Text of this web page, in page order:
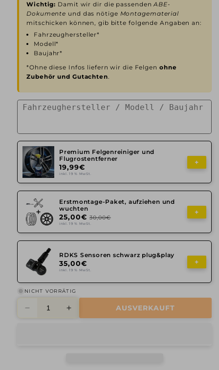
Wichtig: Damit wir dir die passendenABE-
Dokumente und das nötige Montagematerial
mitschicken können, gib bitte folgende Angaben an:
Fahrzeughersteller*
Modell*
Baujahr*
*Ohne diese Infos liefern wir die Felgen ohne
Zubehör und Gutachten.
Premium Felgenreiniger und
Flugrostentferner
19,99€
inkl. 19 % MwSt.
+
Erstmontage-Paket, aufziehen und
wuchten
25,00€ 30,00€
inkl. 19 % MwSt.
+
RDKS Sensoren schwarz plug&play
35,00€
inkl. 19 % MwSt.
+
NICHT VORRÄTIG
Verringere
Erhöhe
AUSVERKAUFT